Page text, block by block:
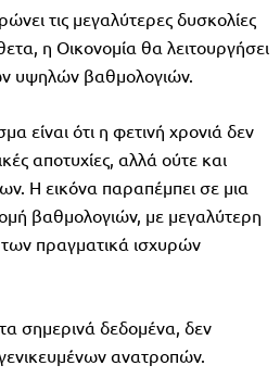
τις μεγαλύτερες δυσκολίες
η Οικονομία θα λειτουργήσει
υψηλών βαθμολογιών.
είναι ότι η φετινή χρονιά δεν
αποτυχίες, αλλά ούτε και
Η εικόνα παραπέμπει σε μια
βαθμολογιών, με μεγαλύτερη
πραγματικά ισχυρών
σημερινά δεδομένα, δεν
ανατροπών.